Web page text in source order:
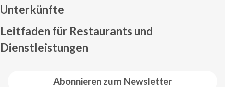
Abonnieren zum Newsletter
Unterkünfte
Leitfaden für Restaurants und
Dienstleistungen